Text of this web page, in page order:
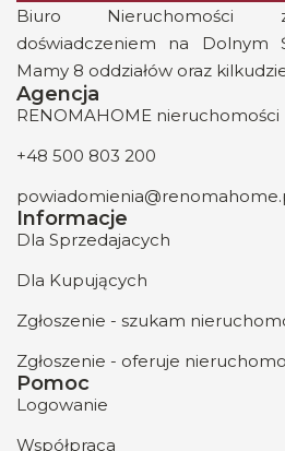
Biuro Nieruchomości
doświadczeniem na Dolnym
Mamy 8 oddziałów oraz
Agencja
RENOMAHOME nieruchomości
+48 500 803 200
Informacje
Dla Sprzedajacych
Dla Kupujących
Zgłoszenie - szukam
Zgłoszenie - oferuje
Pomoc
Logowanie
Współpraca